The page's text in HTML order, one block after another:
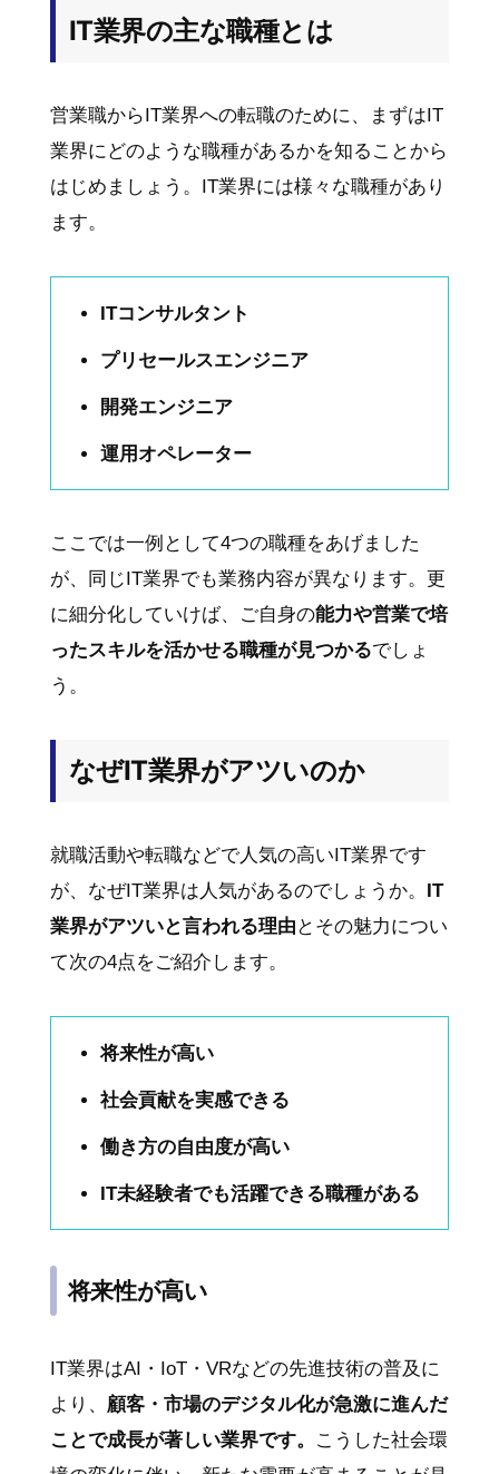
IT業界の主な職種とは
営業職からIT業界への転職のために、まずはIT
業界にどのような職種があるかを知ることから
はじめましょう。IT業界には様々な職種があり
ます。
ITコンサルタント
プリセールスエンジニア
開発エンジニア
運用オペレーター
ここでは一例として4つの職種をあげました
が、同じIT業界でも業務内容が異なります。更
に細分化していけば、ご自身の能力や営業で培
ったスキルを活かせる職種が見つかるでしょ
う。
なぜIT業界がアツいのか
就職活動や転職などで人気の高いIT業界です
が、なぜIT業界は人気があるのでしょうか。 IT
業界がアツいと言われる理由 とその魅力につい
て次の4点をご紹介します。
将来性が高い
社会貢献を実感できる
働き方の自由度が高い
IT未経験者でも活躍できる職種がある
将来性が高い
IT業界はAI・IoT・VRなどの先進技術の普及に
より、 顧客・市場のデジタル化が急激に進んだ
ことで成長が著しい業界です。
こうした社会環